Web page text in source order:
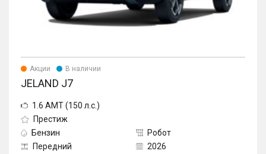
Акции В наличии
JELAND J7
1.6 AMT (150 л.с.)
Престиж
Бензин
Робот
Передний
2026